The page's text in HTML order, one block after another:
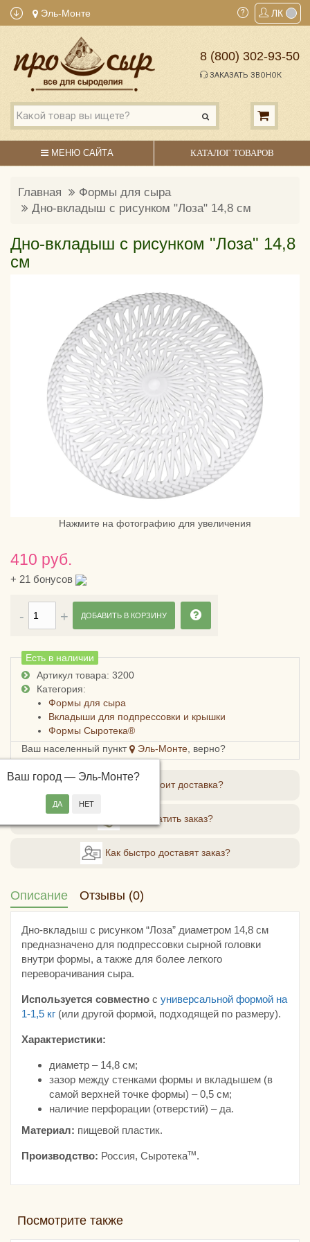
Эль-Монте ЛК
8 (800) 302-93-50
ЗАКАЗАТЬ ЗВОНОК
МЕНЮ САЙТА КАТАЛОГ ТОВАРОВ
Главная
Формы для сыра
Дно-вкладыш с рисунком "Лоза" 14,8 см
Дно-вкладыш с рисунком "Лоза" 14,8
см
Нажмите на фотографию для увеличения
410 руб.
+ 21 бонусов
Есть в наличии
Артикул товара: 3200
Категория:
Формы для сыра
Вкладыши для подпрессовки и крышки
Формы Сыротека®
Ваш населенный пункт
Эль-Монте , верно?
Ваш город — Эль-Монте?
ДОБАВИТЬ В КОРЗИНУ
Сколько стоит доставка?
Как оплатить заказ?
Как быстро доставят заказ?
Описание Отзывы (0)
Дно-вкладыш с рисунком “Лоза” диаметром 14,8 см
предназначено для подпрессовки сырной головки
внутри формы, а также для более легкого
переворачивания сыра.
Используется совместно с универсальной формой на
1-1,5 кг (или другой формой, подходящей по размеру).
Характеристики:
диаметр – 14,8 см;
зазор между стенками формы и вкладышем (в
самой верхней точке формы) – 0,5 см;
наличие перфорации (отверстий) – да.
Материал: пищевой пластик.
Производство: Россия, Сыротекатм.
Посмотрите также